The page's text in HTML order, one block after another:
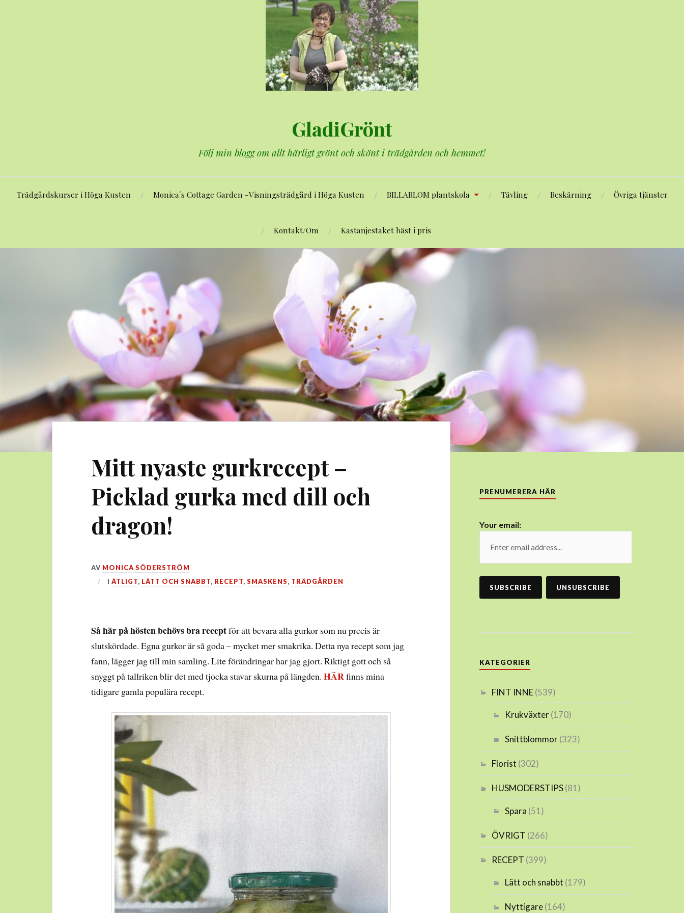
GladiGrönt
Följ min blogg om allt härligt grönt och skönt i trädgården och hemmet!
Trädgårdskurser i Höga Kusten Monica´s Cottage Garden -Visningsträdgård i Höga Kusten BILLABLOM plantskola Tävling Beskärning Övriga tjänster
Kontakt/Om Kastanjestaket bäst i pris
Mitt nyaste gurkrecept –
Picklad gurka med dill och
dragon!
DEN
AV MONICA SÖDERSTRÖM
I ÄTLIGT, LÄTT OCH SNABBT, RECEPT, SMASKENS, TRÄDGÅRDEN
Så här på hösten behövs bra receptför att bevara alla gurkor som nu precis är
slutskördade. Egna gurkor är så goda – mycket mer smakrika. Detta nya recept som jag
fann, lägger jag till min samling. Lite förändringar har jag gjort. Riktigt gott och så
snyggt på tallriken blir det med tjocka stavar skurna på längden.HÄRfinns mina
tidigare gamla populära recept.
PRENUMERERA HÄR
Your email:
KATEGORIER
FINT INNE(539)
Krukväxter(170)
Snittblommor(323)
Florist (302)
HUSMODERSTIPS(81)
Spara (51)
ÖVRIGT (266)
RECEPT (399)
Lätt och snabbt (179)
Nyttigare(164)